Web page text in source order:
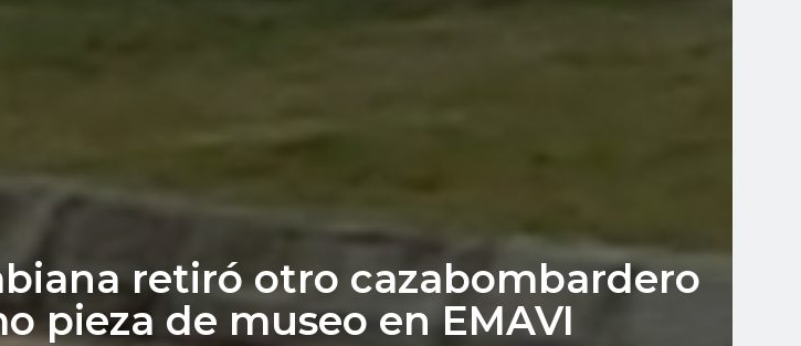
retiró otro cazabombardero
pieza de museo en EMAVI